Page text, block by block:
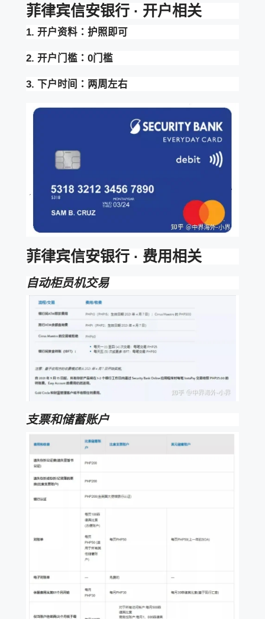
菲律宾信安银行 · 开户相关
1. 开户资料：护照即可
2. 开户门槛：0门槛
3. 下户时间：两周左右
菲律宾信安银行 · 费用相关
自动柜员机交易
支票和储蓄账户